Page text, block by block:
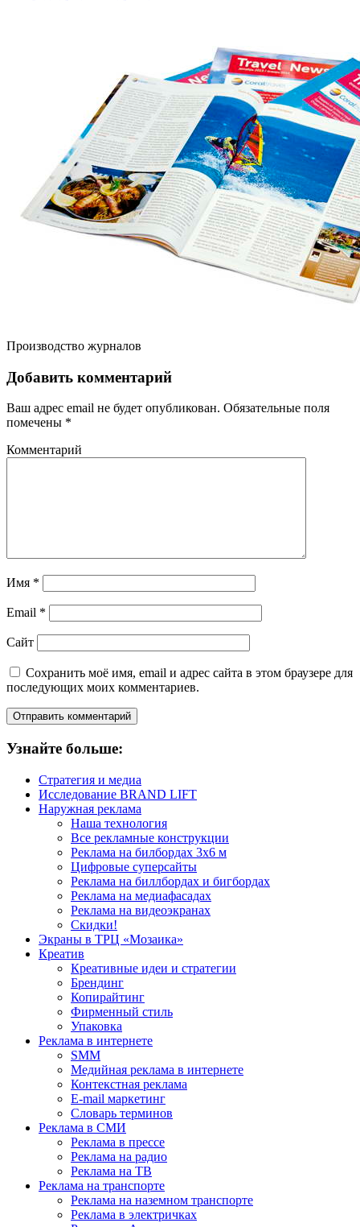
Производство журналов
Добавить комментарий
Ваш адрес email не будет опубликован. Обязательные поля
помечены *
Комментарий
Имя *
Email *
Сайт
Сохранить моё имя, email и адрес сайта в этом браузере для
последующих моих комментариев.
Узнайте больше:
Стратегия и медиа
Исследование BRAND LIFT
Наружная реклама
Наша технология
Все рекламные конструкции
Реклама на билбордах 3х6 м
Цифровые суперсайты
Реклама на биллбордах и бигбордах
Реклама на медиафасадах
Реклама на видеоэкранах
Скидки!
Экраны в ТРЦ «Мозаика»
Креатив
Креативные идеи и стратегии
Брендинг
Копирайтинг
Фирменный стиль
Упаковка
Реклама в интернете
SMM
Медийная реклама в интернете
Контекстная реклама
E-mail маркетинг
Словарь терминов
Реклама в СМИ
Реклама в прессе
Реклама на радио
Реклама на ТВ
Реклама на транспорте
Реклама на наземном транспорте
Реклама в электричках